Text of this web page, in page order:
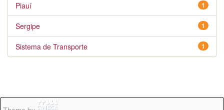
1
Piauí
1
Sergipe
1
Sistema de Transporte